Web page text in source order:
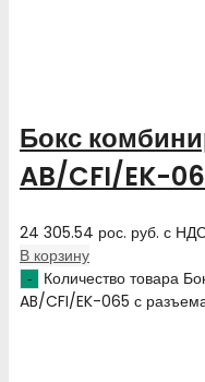
Бокс
AB/CFI/EK-
24 305.54 рос. руб. с
В корзину
Количество товара
AB/CFI/EK-065 с